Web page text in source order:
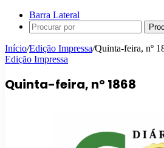
Barra Lateral
Início/Edição Impressa/Quinta-feira, nº
Edição Impressa
Quinta-feira, nº 1868